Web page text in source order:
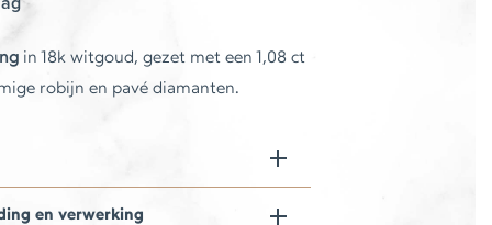
in 18k witgoud, gezet met een 1,08 ct
robijn en pavé diamanten.
en verwerking